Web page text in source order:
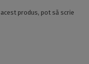
produs, pot să scrie